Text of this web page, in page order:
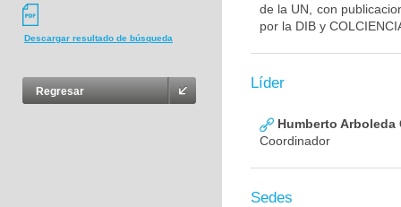
Descargar resultado de búsqueda
Regresar
de la UN, con
por la DIB y
Líder
Humberto Arboleda
Coordinador
Sedes